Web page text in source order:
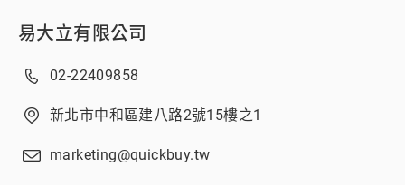
易大立有限公司
02-22409858
新北市中和區建八路2號15樓之1
marketing@quickbuy.tw